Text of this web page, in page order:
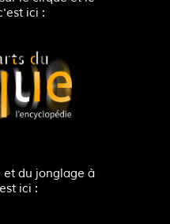
ici :
et du jonglage à
ici :